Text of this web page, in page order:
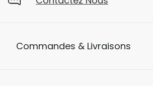
Commandes & Livraisons